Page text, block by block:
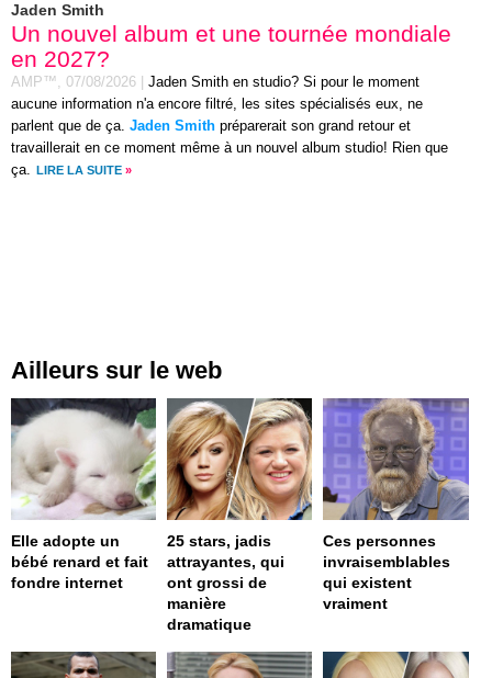
Jaden Smith
Un nouvel album et une tournée mondiale
en 2027?
AMP™, 07/08/2026
Jaden Smith en studio? Si pour le moment
aucune information n'a encore filtré, les sites spécialisés eux, ne
parlent que de ça. Jaden Smith préparerait son grand retour et
travaillerait en ce moment même à un nouvel album studio! Rien que
ça.
LIRE LA SUITE »
Ailleurs sur le web
Elle adopte un
bébé renard et fait
fondre internet
25 stars, jadis
attrayantes, qui
ont grossi de
manière
dramatique
Ces personnes
invraisemblables
qui existent
vraiment